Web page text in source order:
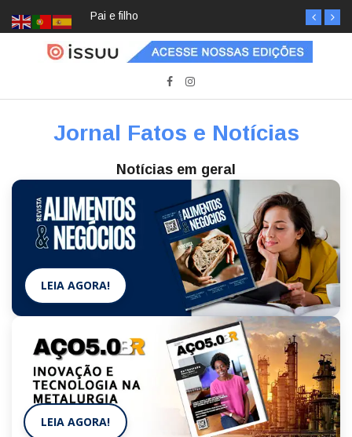
Pai e filho
Jornal Fatos e Notícias
Notícias em geral
LEIA AGORA!
LEIA AGORA!